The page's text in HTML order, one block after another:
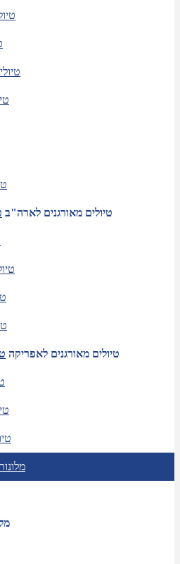
טיולים מאורגנים לארה"ב
טיולים מאורגנים לאפריקה